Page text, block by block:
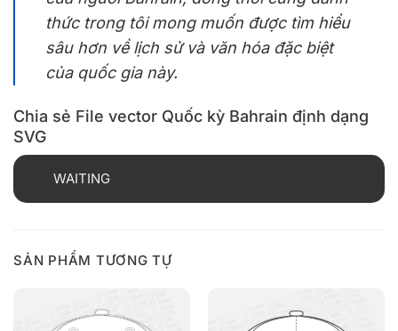
thức trong tôi mong muốn được tìm hiểu
sâu hơn về lịch sử và văn hóa đặc biệt
của quốc gia này.
Chia sẻ File vector Quốc kỳ Bahrain định dạng
SVG
WAITING
SẢN PHẨM TƯƠNG TỰ